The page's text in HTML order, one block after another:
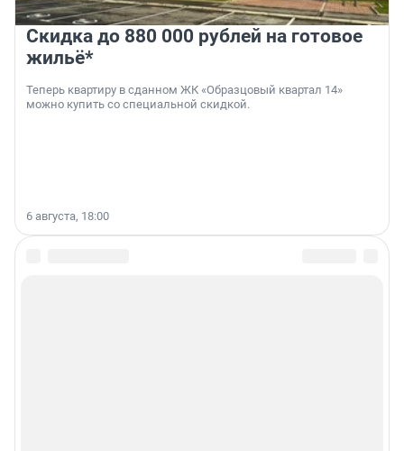
Скидка до 880 000 рублей на готовое
жильё*
Теперь квартиру в сданном ЖК «Образцовый квартал 14»
можно купить со специальной скидкой.
6 августа, 18:00